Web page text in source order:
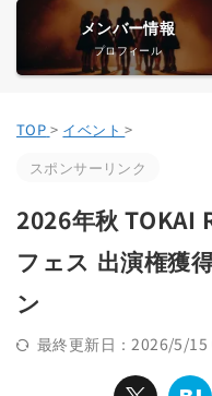
メンバー情報
プロフィール
TOP > イベント >
スポンサーリンク
2026年秋 TOKAI
フェス 出演権獲
ン
最終更新日：2026/5/15